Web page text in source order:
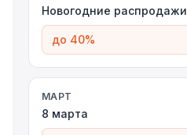
Новогодние распродажи
до 40%
МАРТ
8 марта